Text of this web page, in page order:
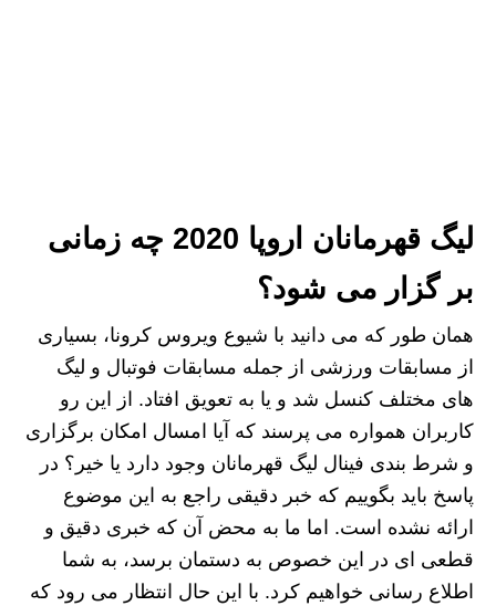
لیگ قهرمانان اروپا 2020 چه زمانی
بر گزار می شود؟
همان طور که می دانید با شیوع ویروس کرونا، بسیاری
از مسابقات ورزشی از جمله مسابقات فوتبال و لیگ
های مختلف کنسل شد و یا به تعویق افتاد. از این رو
کاربران همواره می پرسند که آیا امسال امکان برگزاری
و شرط بندی فینال لیگ قهرمانان وجود دارد یا خیر؟ در
پاسخ باید بگوییم که خبر دقیقی راجع به این موضوع
ارائه نشده است. اما ما به محض آن که خبری دقیق و
قطعی ای در این خصوص به دستمان برسد، به شما
اطلاع رسانی خواهیم کرد. با این حال انتظار می رود که